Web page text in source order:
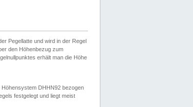
Pegellatte und wird in der Regel
den Höhenbezug zum
erhält man die Höhe
DHHN92 bezogen
festgelegt und liegt meist